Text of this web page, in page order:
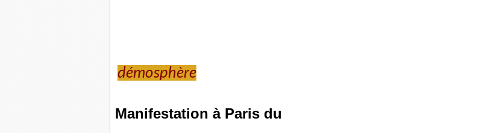
démosphère
Manifestation à Paris du